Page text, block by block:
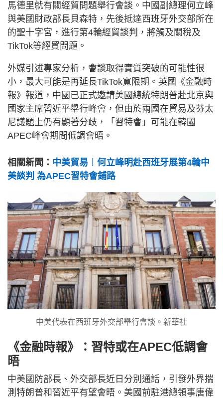
馬德里就有關經貿問題舉行會談。中國副總理何立峰
與美國財政部長貝森特，先後抵達西班牙外交部所在
的聖十字宮，進行第4輪經貿談判，將觸及關稅及
TikTok等經貿問題。
外媒引述專家分析，會談取得實質突破的可能性很
小，最大可能是再延長TikTok寬限期。英國《金融時
報》報道，中國已正式邀請美國總統特朗普赴北京與
國家主席習近平舉行峰會，但由於兩國在貿易及芬太
尼議題上仍有顯著分歧，「習特會」可能在韓國
APEC峰會期間低調會晤。
相關新聞： 中美貿易︱何立峰明赴西班牙展第4輪中
美談判 為APEC習特會鋪路
中美代表在西班牙外交部舉行會談。新華社
《金融時報》：習特或在APEC低調會
晤
中美國防部長、外交部長近日分別通話，引發外界揣
測特朗普和習近平有望會晤。美國前駐港總領事唐偉